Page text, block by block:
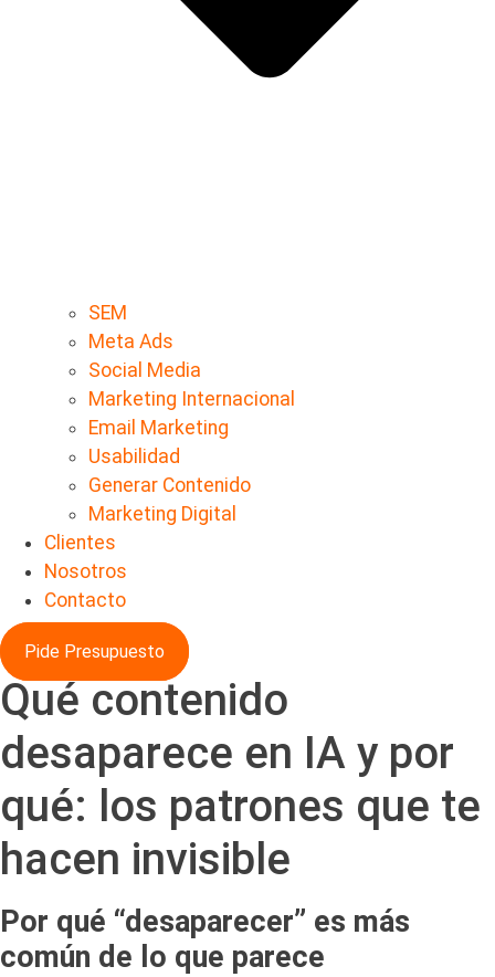
SEM
Meta Ads
Social Media
Marketing Internacional
Email Marketing
Usabilidad
Generar Contenido
Marketing Digital
Clientes
Nosotros
Contacto
Pide Presupuesto
Qué contenido
desaparece en IA y por
qué: los patrones que te
hacen invisible
Por qué “desaparecer” es más
común de lo que parece